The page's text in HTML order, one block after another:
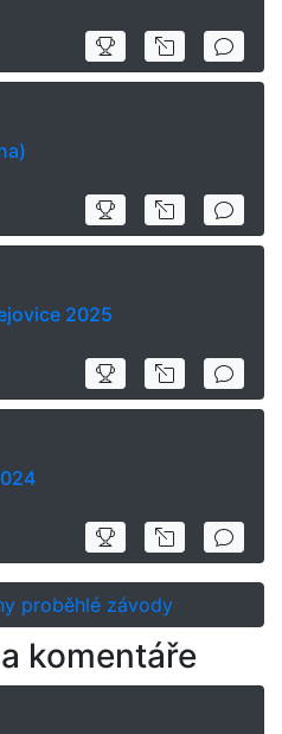
2025
proběhlé závody
komentáře